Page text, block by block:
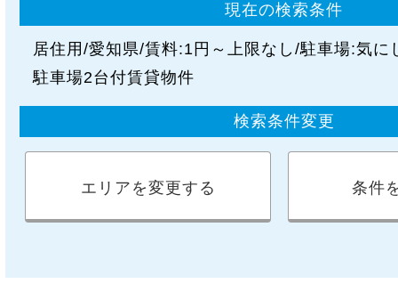
現在の検索条件
居住用 愛知県 賃料:1円～上限なし 駐車場:気に
駐車場2台付賃貸物件
検索条件変更
エリアを変更する 条件